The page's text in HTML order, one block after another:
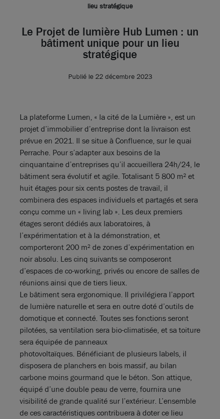
lieu stratégique
Le Projet de lumière Hub Lumen : un
bâtiment unique pour un lieu
stratégique
Publié le 22 décembre 2023
La plateforme Lumen, « la cité de la Lumière », est un
projet d’immobilier d’entreprise dont la livraison est
prévue en 2021. Il se situe à Confluence, sur le quai
Perrache. Pour s’adapter aux besoins de la
cinquantaine d’entreprises qu’il accueillera 24h/24, le
bâtiment sera évolutif et agile. Totalisant 5 800 m² et
huit étages pour six cents postes de travail, il
combinera des espaces individuels et partagés et sera
conçu comme un « living lab ». Les deux premiers
étages seront dédiés aux laboratoires, à
l’expérimentation et à la démonstration, et
comporteront 200 m² de zones d’expérimentation en
noir absolu. Les cinq suivants se composeront
d’espaces de co-working, privés ou encore de salles de
réunions ainsi que de tiers lieux.
Le bâtiment sera ergonomique. Il privilégiera l’apport
de lumière naturelle et sera en outre doté d’outils de
domotique et connecté. Toutes ses fonctions seront
pilotées, sa ventilation sera bio-climatisée, et sa toiture
sera équipée de panneaux
photovoltaïques. Bénéficiant de plusieurs labels, il
disposera de planchers en bois massif, au bilan
carbone moins gourmand que le béton. Son attique,
équipé d’une double peau de verre, fournira une
visibilité de grande qualité sur l’extérieur. L’ensemble
de ces caractéristiques contribuera à doter ce lieu